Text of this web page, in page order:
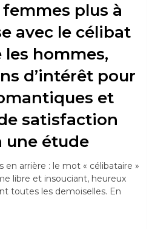
femmes plus à
avec le célibat
les hommes,
d’intérêt pour
et
satisfaction
une étude
en arrière : le mot « célibataire »
libre et insouciant, heureux
toutes les demoiselles. En